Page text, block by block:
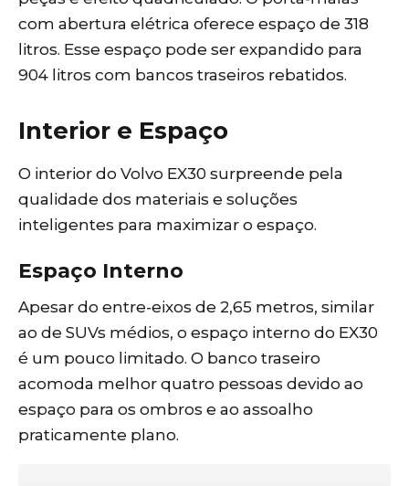
com abertura elétrica oferece espaço de 318
litros. Esse espaço pode ser expandido para
904 litros com bancos traseiros rebatidos.
Interior e Espaço
O interior do Volvo EX30 surpreende pela
qualidade dos materiais e soluções
inteligentes para maximizar o espaço.
Espaço Interno
Apesar do entre-eixos de 2,65 metros, similar
ao de SUVs médios, o espaço interno do EX30
é um pouco limitado. O banco traseiro
acomoda melhor quatro pessoas devido ao
espaço para os ombros e ao assoalho
praticamente plano.